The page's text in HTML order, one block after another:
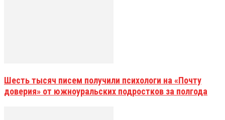
Шесть тысяч писем получили психологи на «Почту
доверия» от южноуральских подростков за полгода